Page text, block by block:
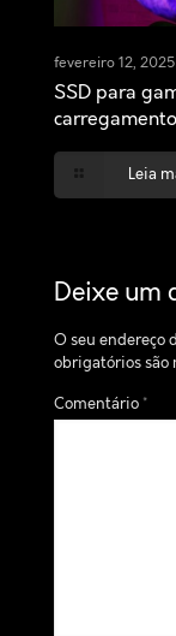
fevereiro 12, 2025
SSD para
Leia
Deixe um
O seu endereço
obrigatórios são
Comentário *